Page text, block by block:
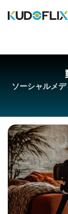
ソーシャルメ